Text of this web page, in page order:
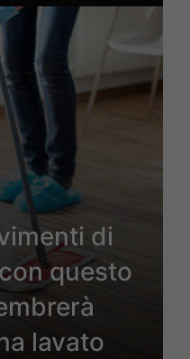
di
questo
lavato